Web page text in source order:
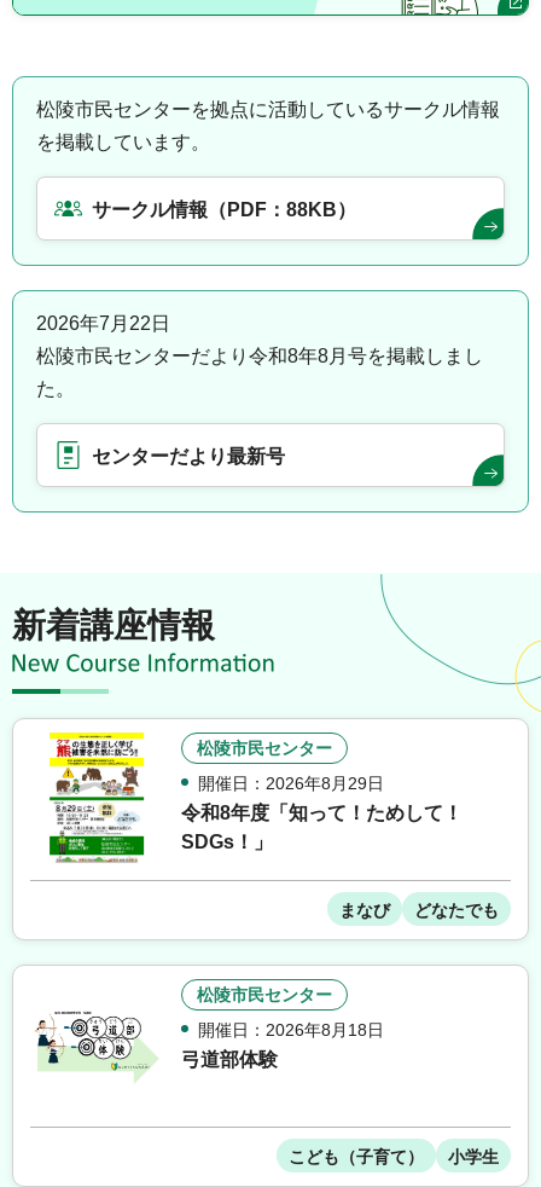
松陵市民センターを拠点に活動しているサークル情報
を掲載しています。
サークル情報（PDF：88KB）
2026年7月22日
松陵市民センターだより令和8年8月号を掲載しまし
た。
センターだより最新号
新着講座情報
松陵市民センター
開催日：2026年8月29日
令和8年度「知って！ためして！
SDGs！」
まなび どなたでも
松陵市民センター
開催日：2026年8月18日
弓道部体験
こども（子育て） 小学生